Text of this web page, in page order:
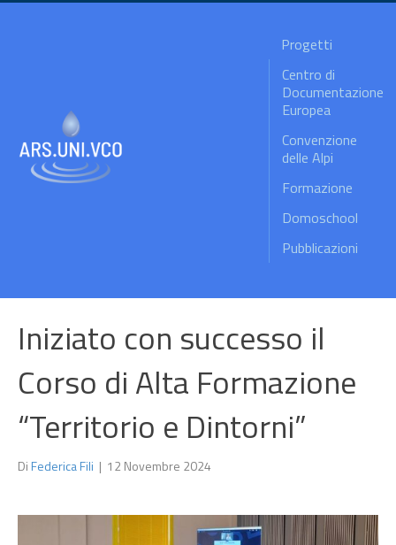
Progetti
Centro di
Documentazione
Europea
Convenzione
delle Alpi
Formazione
Domoschool
Pubblicazioni
Iniziato con successo il
Corso di Alta Formazione
“Territorio e Dintorni”
DiFederica Fili | 12 Novembre 2024